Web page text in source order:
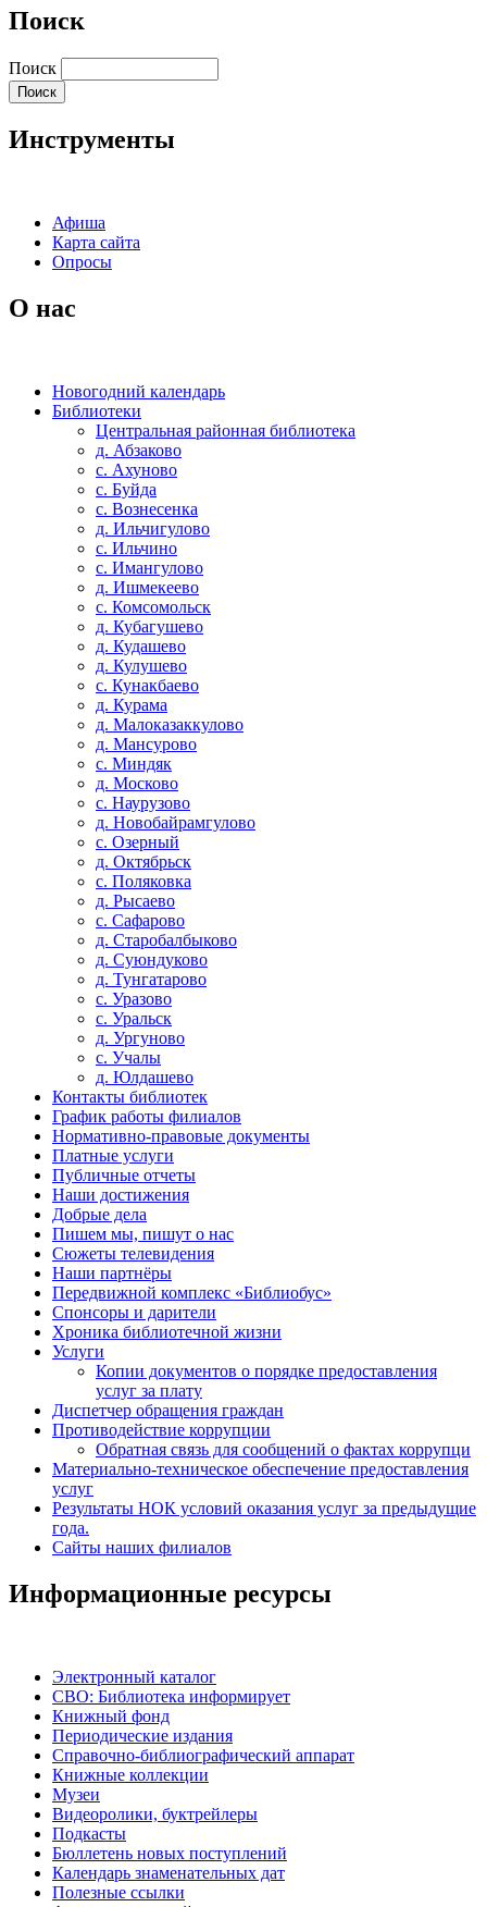
Поиск
Поиск
Инструменты
Афиша
Карта сайта
Опросы
О нас
Новогодний календарь
Библиотеки
Центральная районная библиотека
д. Абзаково
с. Ахуново
с. Буйда
с. Вознесенка
д. Ильчигулово
с. Ильчино
с. Имангулово
д. Ишмекеево
с. Комсомольск
д. Кубагушево
д. Кудашево
д. Кулушево
с. Кунакбаево
д. Курама
д. Малоказаккулово
д. Мансурово
с. Миндяк
д. Москово
с. Наурузово
д. Новобайрамгулово
с. Озерный
д. Октябрьск
с. Поляковка
д. Рысаево
с. Сафарово
д. Старобалбыково
д. Суюндуково
д. Тунгатарово
с. Уразово
с. Уральск
д. Ургуново
с. Учалы
д. Юлдашево
Контакты библиотек
График работы филиалов
Нормативно-правовые документы
Платные услуги
Публичные отчеты
Наши достижения
Добрые дела
Пишем мы, пишут о нас
Сюжеты телевидения
Наши партнёры
Передвижной комплекс «Библиобус»
Спонсоры и дарители
Хроника библиотечной жизни
Услуги
Копии документов о порядке предоставления
услуг за плату
Диспетчер обращения граждан
Противодействие коррупции
Обратная связь для сообщений о фактах коррупци
Материально-техническое обеспечение предоставления
услуг
Результаты НОК условий оказания услуг за предыдущие
года.
Сайты наших филиалов
Информационные ресурсы
Электронный каталог
СВО: Библиотека информирует
Книжный фонд
Периодические издания
Справочно-библиографический аппарат
Книжные коллекции
Музеи
Видеоролики, буктрейлеры
Подкасты
Бюллетень новых поступлений
Календарь знаменательных дат
Полезные ссылки